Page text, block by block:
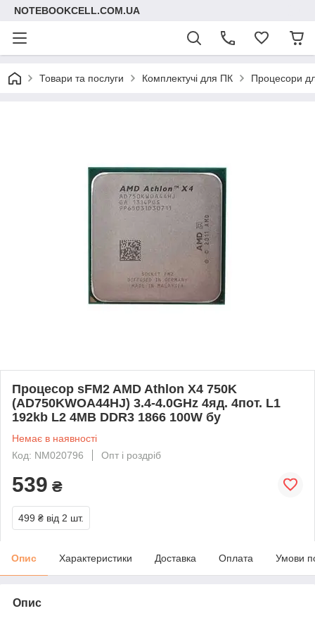
NOTEBOOKCELL.COM.UA
Товари та послуги Комплектучі для ПК Процесори
Процесор sFM2 AMD Athlon X4 750K
(AD750KWOA44HJ) 3.4-4.0GHz 4яд. 4пот. L1
192kb L2 4MB DDR3 1866 100W бу
Немає в наявності
Код: NM020796
Опт і роздріб
539 ₴
499 ₴ від 2 шт.
Опис Характеристики Доставка Оплата Умови
Опис